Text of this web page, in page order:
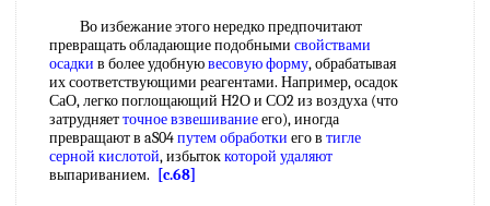
Во избежание этого нередко предпочитают
превращать обладающие подобными свойствами
осадки в более удобнуювесовую форму, обрабатывая
их соответствующими реагентами. Например, осадок
СаО, легко поглощающий Н2О и СО2 из воздуха (что
затрудняетточное взвешиваниеего), иногда
превращают в aS04путем обработки его в тигле
серной кислотой, избытоккоторой удаляют
выпариванием.
[c.68]